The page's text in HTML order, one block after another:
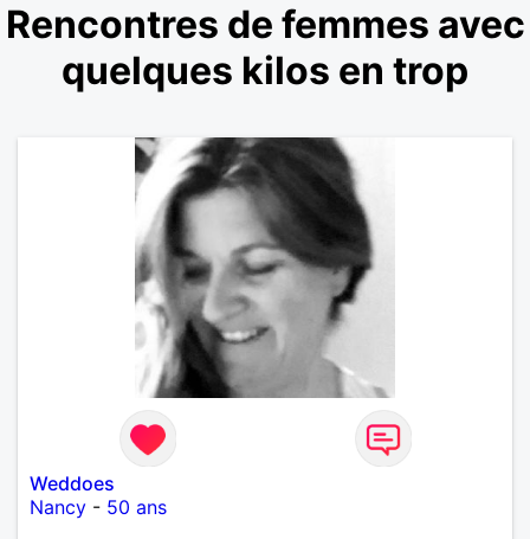
Rencontres de femmes avec
quelques kilos en trop
Weddoes
Nancy - 50 ans